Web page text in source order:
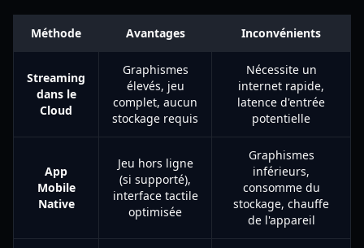
Méthode Avantages Inconvénients
Streaming
dans le
Cloud
Graphismes
élevés, jeu
complet, aucun
stockage requis
Nécessite un
internet rapide,
latence d'entrée
potentielle
App
Mobile
Native
Jeu hors ligne
(si supporté),
interface tactile
optimisée
Graphismes
inférieurs,
consomme du
stockage, chauffe
de l'appareil